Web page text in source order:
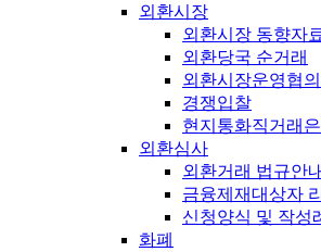
외환시장
외환시장 동향자
외환당국 순거래
외환시장운영협의
경쟁입찰
현지통화직거래
외환심사
외환거래 법규안내
금융제재대상자
신청양식 및 작성
화폐